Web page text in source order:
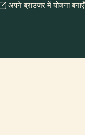
अपने ब्राउज़र में योजना बनाएँ